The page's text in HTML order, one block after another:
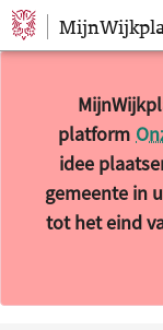
Sla navigatie over
platform
idee
gemeente in
tot het eind